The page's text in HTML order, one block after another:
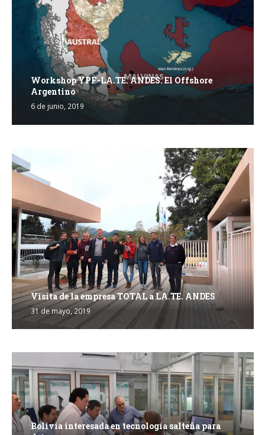
Workshop YPF-LA.TE. ANDES. El Offshore
Argentino
6 de junio, 2019
Visita de la empresa TOTAL a LA.TE. ANDES
31 de mayo, 2019
Bolivia interesada en tecnología salteña para